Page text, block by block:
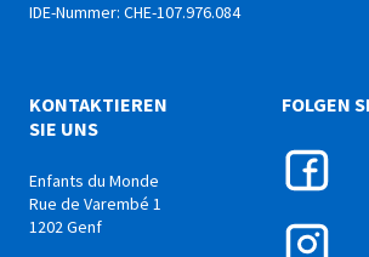
KONTAKTIEREN
SIE UNS
Enfants du Monde
Rue de Varembé 1
1202 Genf
IDE-Nummer: CHE-107.976.084
FOLGEN